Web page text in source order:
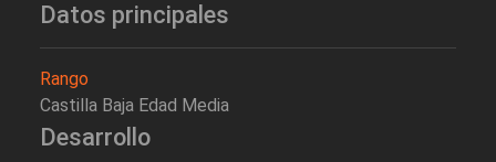
Datos principales
Rango
Castilla Baja Edad Media
Desarrollo